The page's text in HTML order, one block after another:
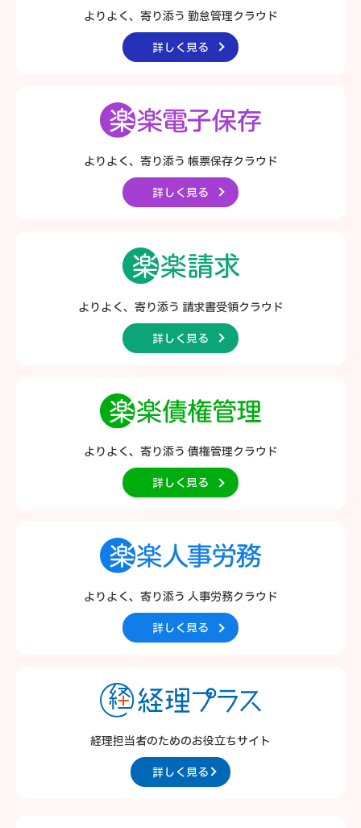
よりよく、寄り添う 勤怠管理クラウド
詳しく見る
よりよく、寄り添う 帳票保存クラウド
詳しく見る
よりよく、寄り添う 請求書受領クラウド
詳しく見る
よりよく、寄り添う 債権管理クラウド
詳しく見る
よりよく、寄り添う 人事労務クラウド
詳しく見る
経理担当者のためのお役立ちサイト
詳しく見る